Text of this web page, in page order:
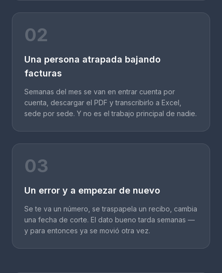
02
Una persona atrapada bajando
facturas
Semanas del mes se van en entrar cuenta por
cuenta, descargar el PDF y transcribirlo a Excel,
sede por sede. Y no es el trabajo principal de nadie.
03
Un error y a empezar de nuevo
Se te va un número, se traspapela un recibo, cambia
una fecha de corte. El dato bueno tarda semanas —
y para entonces ya se movió otra vez.